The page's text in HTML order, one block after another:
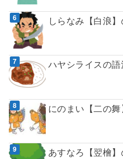
しらなみ【白浪
ハヤシライスの
にのまい【二の
あすなろ【翌檜